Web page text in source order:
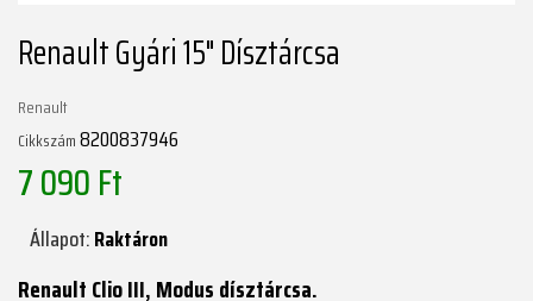
Renault Gyári 15" Dísztárcsa
Renault
Cikkszám8200837946
7 090 Ft
Állapot:Raktáron
Renault Clio III, Modus dísztárcsa.